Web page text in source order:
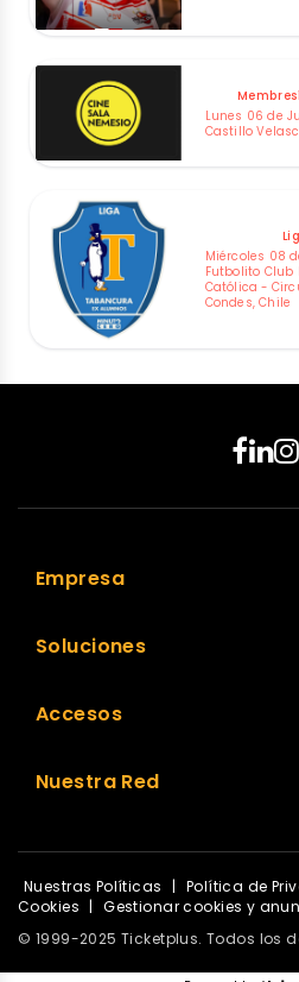
Lunes 06 de
Castillo
Miércoles 08
Futbolito Club
Católica -
Condes, Chile
Empresa
Soluciones
Accesos
Nuestra Red
Nuestras Políticas | Política de
Cookies |
Gestionar cookies y
© 1999-2025 Ticketplus. Todos los